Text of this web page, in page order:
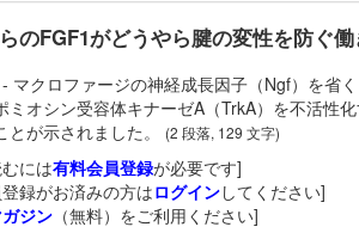
のFGF1がどうやら腱の変性を防ぐ働
マクロファージの神経成長因子（Ngf）を省
ミオシン受容体キナーゼA（TrkA）を不活性
とが示されました。
(2 段落, 129 文字)
には有料会員登録が必要です]
録がお済みの方はログインしてください]
ジン（無料）をご利用ください]